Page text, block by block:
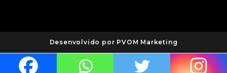
Desenvolvido por PVOM Marketing